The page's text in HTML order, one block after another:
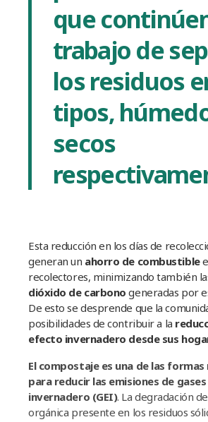
que
trabajo de
los residuos
tipos,
secos
Esta reducción en los dí­as de
generan un ahorro de combustible
recolectores, minimizando también
dióxido de carbonogeneradas por
De esto se desprende que la
posibilidades de contribuir a la
efecto invernadero desde sus
El compostaje es una de las
para reducir las emisiones de
invernadero (GEI). La degradación
orgánica presente en los residuos